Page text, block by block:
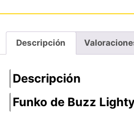
Descripción
Descripción
Funko de Buzz